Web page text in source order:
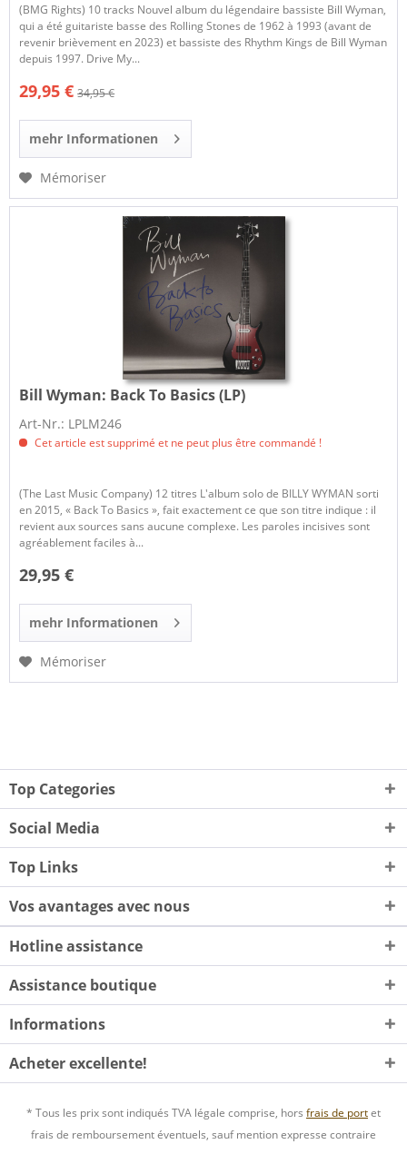
(BMG Rights) 10 tracks Nouvel album du légendaire bassiste Bill Wyman,
qui a été guitariste basse des Rolling Stones de 1962 à 1993 (avant de
revenir brièvement en 2023) et bassiste des Rhythm Kings de Bill Wyman
depuis 1997. Drive My...
29,95 € 34,95 €
mehr Informationen
Mémoriser
Bill Wyman: Back To Basics (LP)
Art-Nr.: LPLM246
Cet article est supprimé et ne peut plus être commandé !
(The Last Music Company) 12 titres L'album solo de BILLY WYMAN sorti
en 2015, « Back To Basics », fait exactement ce que son titre indique : il
revient aux sources sans aucune complexe. Les paroles incisives sont
agréablement faciles à...
29,95 €
mehr Informationen
Mémoriser
Top Categories
Social Media
Top Links
Vos avantages avec nous
Hotline assistance
Assistance boutique
Informations
Acheter excellente!
* Tous les prix sont indiqués TVA légale comprise, hors frais de portet
frais de remboursement éventuels, sauf mention expresse contraire